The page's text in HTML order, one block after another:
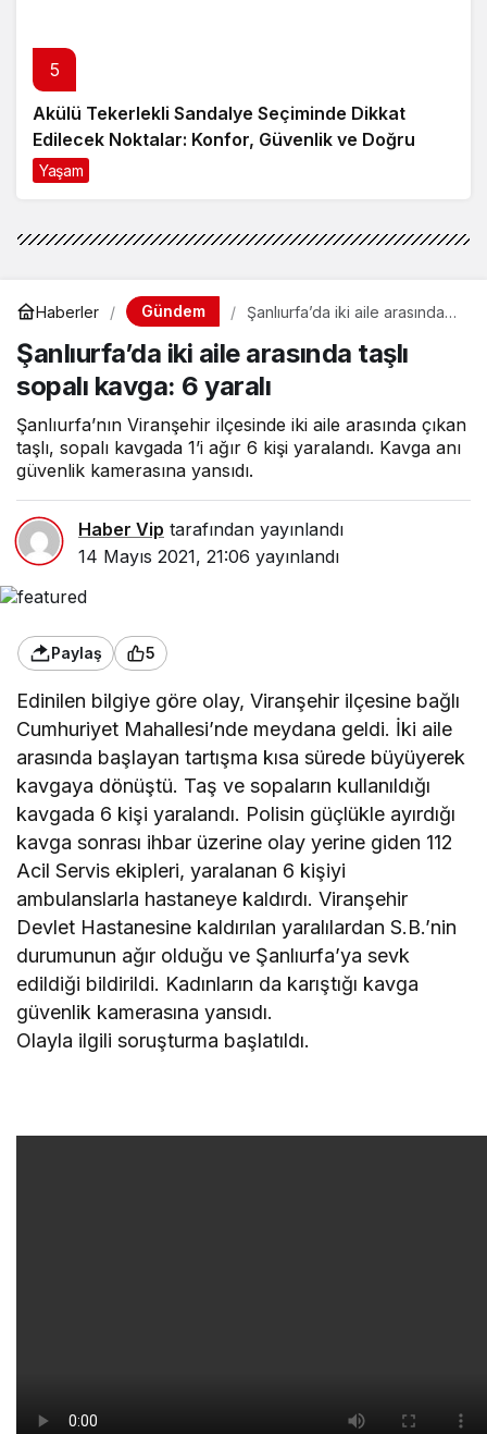
5
Akülü Tekerlekli Sandalye Seçiminde Dikkat
Edilecek Noktalar: Konfor, Güvenlik ve Doğru
Model Tercihi
Yaşam
Haberler Gündem
Şanlıurfa’da iki aile arasında
Şanlıurfa’da iki aile arasında taşlı
sopalı kavga: 6 yaralı
Şanlıurfa’nın Viranşehir ilçesinde iki aile arasında çıkan
taşlı, sopalı kavgada 1’i ağır 6 kişi yaralandı. Kavga anı
güvenlik kamerasına yansıdı.
Haber Vip tarafından yayınlandı
14 Mayıs 2021, 21:06 yayınlandı
Paylaş 5
Edinilen bilgiye göre olay, Viranşehir ilçesine bağlı
Cumhuriyet Mahallesi’nde meydana geldi. İki aile
arasında başlayan tartışma kısa sürede büyüyerek
kavgaya dönüştü. Taş ve sopaların kullanıldığı
kavgada 6 kişi yaralandı. Polisin güçlükle ayırdığı
kavga sonrası ihbar üzerine olay yerine giden 112
Acil Servis ekipleri, yaralanan 6 kişiyi
ambulanslarla hastaneye kaldırdı. Viranşehir
Devlet Hastanesine kaldırılan yaralılardan S.B.’nin
durumunun ağır olduğu ve Şanlıurfa’ya sevk
edildiği bildirildi. Kadınların da karıştığı kavga
güvenlik kamerasına yansıdı.
Olayla ilgili soruşturma başlatıldı.